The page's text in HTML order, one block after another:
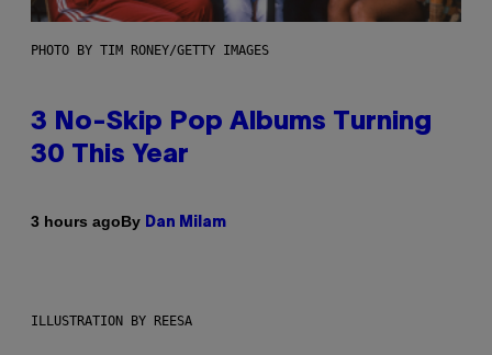
PHOTO BY TIM RONEY/GETTY IMAGES
3 No-Skip Pop Albums Turning
30 This Year
3 hours agoBy Dan Milam
ILLUSTRATION BY REESA